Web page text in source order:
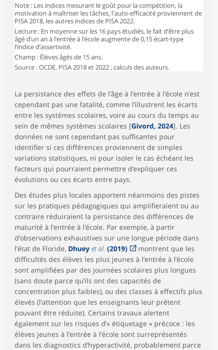
Note : Les indices mesurant le goût pour la compétition, la
motivation à maîtriser les tâches, l'auto-efficacité proviennent de
PISA 2018, les autres indices de PISA 2022.
Lecture : En moyenne sur les 16 pays étudiés, le fait d’être plus
âgé d’un an à l’entrée à l’école augmente de 0,15 écart-type
l’indice d’assertivité.
Champ : Élèves âgés de 15 ans.
Source : OCDE, PISA 2018 et 2022 ; calculs des auteurs.
La persistance des effets de l’âge à l’entrée à l’école n’est
cependant pas une fatalité, comme l’illustrent les écarts
entre les systèmes scolaires, voire au cours du temps au
sein de mêmes systèmes scolaires [Givord, 2024]. Les
données ne sont cependant pas suffisantes pour
identifier si ces différences proviennent de simples
variations statistiques, ni pour isoler le cas échéant les
facteurs qui pourraient permettre d’expliquer ces
évolutions ou ces écarts entre pays.
Des études plus locales apportent néanmoins des pistes
sur les pratiques pédagogiques qui amplifieraient ou au
contraire réduiraient la persistance des différences de
maturité à l’entrée à l’école. Par exemple, à partir
d’observations exhaustives sur une longue période dans
l’état de Floride, Dhuey et al. (2019)
montrent que les
difficultés des élèves les plus jeunes à l’entrée à l’école
sont amplifiées par des journées scolaires plus longues
(sans doute parce qu’ils ont des capacités de
concentration plus faibles), ou des classes à effectifs plus
élevés (l’attention que les enseignants leur prêtent
pouvant être réduite). Certains travaux alertent
également sur les risques d’« étiquetage » précoce : les
élèves jeunes à l’entrée à l’école sont surreprésentés
dans les diagnostics d’hyperactivité, probablement parce